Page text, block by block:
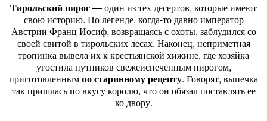
Тирольский пирог— один из тех десертов, которые имеют
свою историю. По легенде, когда-то давно император
Австрии Франц Иосиф, возвращаясь с охоты, заблудился со
своей свитой в тирольских лесах. Наконец, неприметная
тропинка вывела их к крестьянской хижине, где хозяйка
угостила путников свежеиспеченным пирогом,
приготовленнымпо старинному рецепту. Говорят, выпечка
так пришлась по вкусу королю, что он обязал поставлять ее
ко двору.